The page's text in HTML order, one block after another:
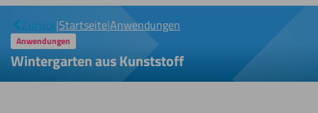
Zurück|Startseite|Anwendungen
aus
Kunststoff
Anwendungen
Wintergarten aus Kunststoff